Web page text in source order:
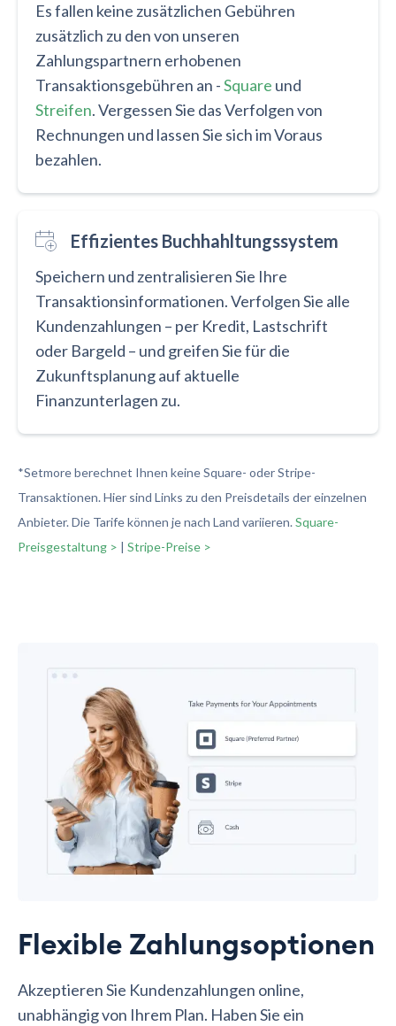
Es fallen keine zusätzlichen Gebühren
zusätzlich zu den von unseren
Zahlungspartnern erhobenen
Transaktionsgebühren an -Square und
Streifen. Vergessen Sie das Verfolgen von
Rechnungen und lassen Sie sich im Voraus
bezahlen.
Effizientes Buchhahltungssystem
Speichern und zentralisieren Sie Ihre
Transaktionsinformationen. Verfolgen Sie alle
Kundenzahlungen – per Kredit, Lastschrift
oder Bargeld – und greifen Sie für die
Zukunftsplanung auf aktuelle
Finanzunterlagen zu.
*Setmore berechnet Ihnen keine Square- oder Stripe-
Transaktionen. Hier sind Links zu den Preisdetails der einzelnen
Anbieter. Die Tarife können je nach Land variieren.Square-
Preisgestaltung >
Stripe-Preise >
Flexible Zahlungsoptionen
Akzeptieren Sie Kundenzahlungen online,
unabhängig von Ihrem Plan. Haben Sie ein